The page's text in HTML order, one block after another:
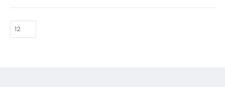
univoco di riconscimento.